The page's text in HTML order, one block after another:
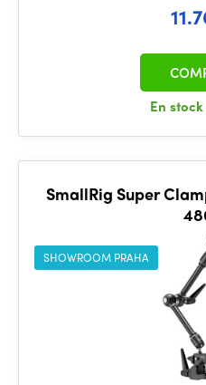
En stock
SmallRig Super
SHOWROOM PRAHA